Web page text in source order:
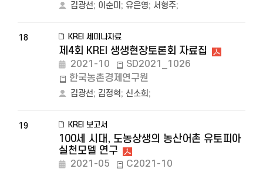
김광선; 이순미 ; 유은영; 서형주;
18 KREI 세미나자료
제4회 KREI 생생현장토론회 자료집
2021-10
SD2021_1026
한국농촌경제연구원
김광선; 김정혁; 신소희 ;
19 KREI 보고서
100세 시대, 도농상생의 농산어촌 유토피아
실천모델 연구
2021-05
C2021-10